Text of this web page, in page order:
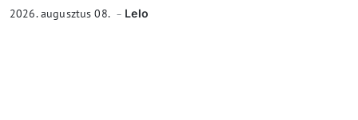
2026. augusztus 08. Lelo